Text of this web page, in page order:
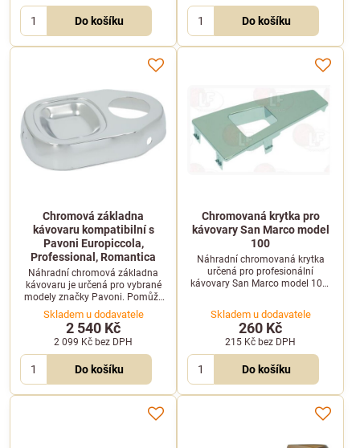
Do košíku Do košíku
Chromová základna
kávovaru kompatibilní s
Pavoni Europiccola,
Professional, Romantica
Náhradní chromová základna
kávovaru je určená pro vybrané
modely značky Pavoni. Pomůže
obnovit původní vzhled a
stabilitu vašeho přístroje.
Skladem u dodavatele
2 540 Kč
2 099 Kč bez DPH
Do košíku
Chromovaná krytka pro
kávovary San Marco model
100
Náhradní chromovaná krytka
určená pro profesionální
kávovary San Marco model 100.
Skladem u dodavatele
260 Kč
215 Kč bez DPH
Do košíku